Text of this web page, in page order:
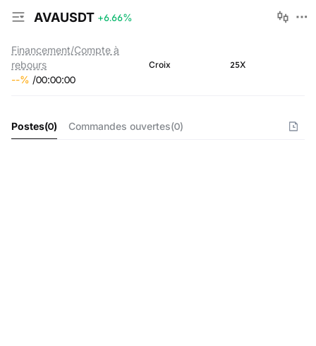
AVAUSDT +6.66%
Financement/Compte à
rebours
--% /00:00:00
Croix 25X
Postes(0) Commandes ouvertes(0)